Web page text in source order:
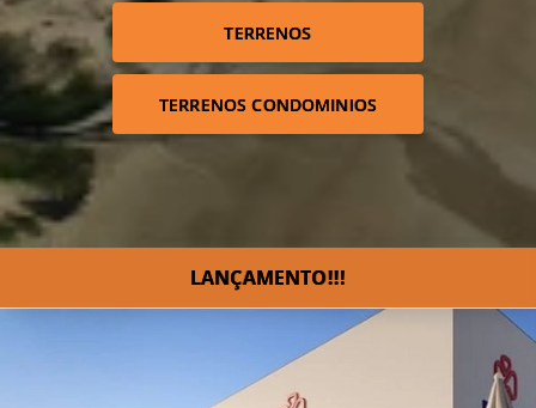
TERRENOS
TERRENOS CONDOMINIOS
LANÇAMENTO!!!